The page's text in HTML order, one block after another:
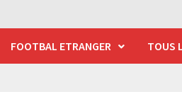
FOOTBAL ETRANGER TOUS